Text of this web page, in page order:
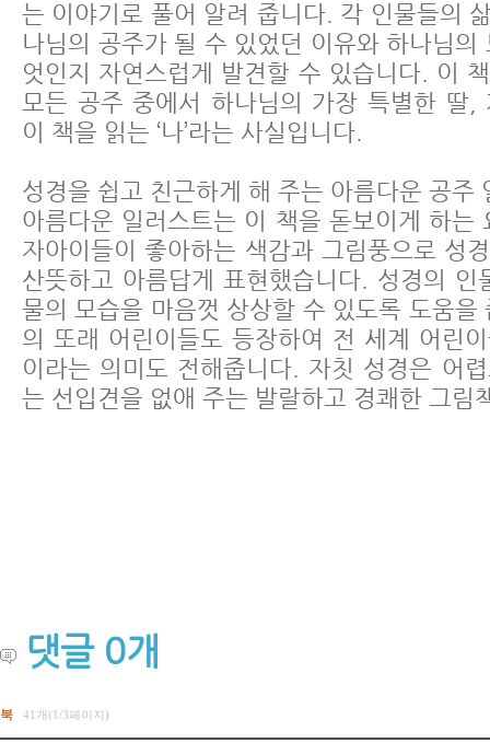
는 이야기로 풀어 알려 줍니다. 각 인물들의
나님의 공주가 될 수 있었던 이유와 하나님
엇인지 자연스럽게 발견할 수 있습니다. 이
모든 공주 중에서 하나님의 가장 특별한 딸,
이 책을 읽는 ‘나’라는 사실입니다.
성경을 쉽고 친근하게 해 주는 아름다운 공주
아름다운 일러스트는 이 책을 돋보이게 하는
자아이들이 좋아하는 색감과 그림풍으로 성
산뜻하고 아름답게 표현했습니다. 성경의
물의 모습을 마음껏 상상할 수 있도록 도움
의 또래 어린이들도 등장하여 전 세계 어린
이라는 의미도 전해줍니다. 자칫 성경은 어
는 선입견을 없애 주는 발랄하고 경쾌한 그림
댓글 0개
북 41개(1/3페이지)